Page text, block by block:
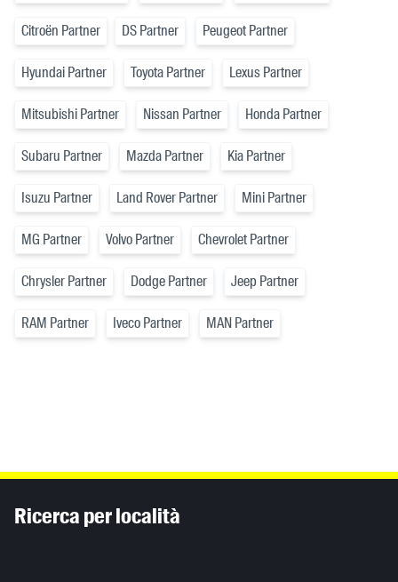
Citroën Partner DS Partner Peugeot Partner
Hyundai Partner Toyota Partner Lexus Partner
Mitsubishi Partner Nissan Partner Honda Partner
Subaru Partner Mazda Partner Kia Partner
Isuzu Partner Land Rover Partner Mini Partner
MG Partner Volvo Partner Chevrolet Partner
Chrysler Partner Dodge Partner Jeep Partner
RAM Partner Iveco Partner MAN Partner
Ricerca per località